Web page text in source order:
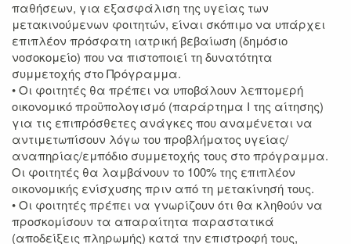
παθήσεων, για εξασφάλιση της υγείας των
μετακινούμενων φοιτητών, είναι σκόπιμο να υπάρχει
επιπλέον πρόσφατη ιατρική βεβαίωση (δημόσιο
νοσοκομείο) που να πιστοποιεί τη δυνατότητα
συμμετοχής στο Πρόγραμμα.
• Οι φοιτητές θα πρέπει να υποβάλουν λεπτομερή
οικονομικό προϋπολογισμό (παράρτημα Ι της αίτησης)
για τις επιπρόσθετες ανάγκες που αναμένεται να
αντιμετωπίσουν λόγω του προβλήματος υγείας/
αναπηρίας/εμπόδιο συμμετοχής τους στο πρόγραμμα.
Οι φοιτητές θα λαμβάνουν το 100% της επιπλέον
οικονομικής ενίσχυσης πριν από τη μετακίνησή τους.
• Οι φοιτητές πρέπει να γνωρίζουν ότι θα κληθούν να
προσκομίσουν τα απαραίτητα παραστατικά
(αποδείξεις πληρωμής) κατά την επιστροφή τους,